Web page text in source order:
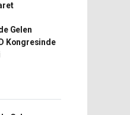
Gelen
Kongresinde